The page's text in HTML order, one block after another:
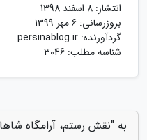
انتشار: 8 اسفند 1398
بروزرسانی: 6 مهر 1399
گردآورنده: persinablog.ir
شناسه مطلب: 3046
به "نقش رستم، آرامگاه